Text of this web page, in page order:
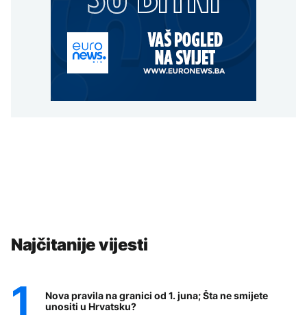
Najčitanije vijesti
Nova pravila na granici od 1. juna; Šta ne smijete
unositi u Hrvatsku?